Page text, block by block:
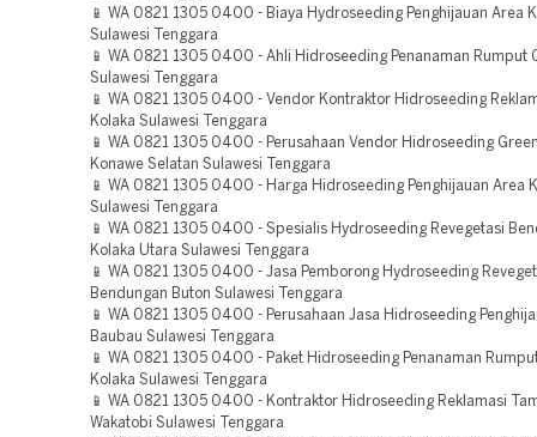
📱 WA 0821 1305 0400 - Biaya Hydroseeding Penghijauan Area
Sulawesi Tenggara
📱 WA 0821 1305 0400 - Ahli Hidroseeding Penanaman Rumput
Sulawesi Tenggara
📱 WA 0821 1305 0400 - Vendor Kontraktor Hidroseeding
Kolaka Sulawesi Tenggara
📱 WA 0821 1305 0400 - Perusahaan Vendor Hidroseeding
Konawe Selatan Sulawesi Tenggara
📱 WA 0821 1305 0400 - Harga Hidroseeding Penghijauan Area
Sulawesi Tenggara
📱 WA 0821 1305 0400 - Spesialis Hydroseeding Revegetasi
Kolaka Utara Sulawesi Tenggara
📱 WA 0821 1305 0400 - Jasa Pemborong Hydroseeding
Bendungan Buton Sulawesi Tenggara
📱 WA 0821 1305 0400 - Perusahaan Jasa Hidroseeding
Baubau Sulawesi Tenggara
📱 WA 0821 1305 0400 - Paket Hidroseeding Penanaman
Kolaka Sulawesi Tenggara
📱 WA 0821 1305 0400 - Kontraktor Hidroseeding Reklamasi
Wakatobi Sulawesi Tenggara